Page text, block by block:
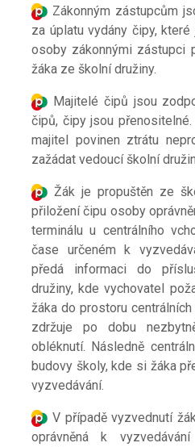
Zákonným zástupcům
za úplatu vydány čipy,
osoby zákonnými zástupci
žáka ze školní družiny.
Majitelé čipů jsou
čipů, čipy jsou
majitel povinen ztrátu
zažádat vedoucí školní
Žák je propuštěn ze
přiložení čipu osoby
terminálu u centrálního
čase určeném k
předá informaci do
družiny, kde vychovatel
žáka do prostoru
zdržuje po dobu
obléknutí. Následně
budovy školy, kde si žáka
vyzvedávání.
V případě vyzvednutí
oprávněná k